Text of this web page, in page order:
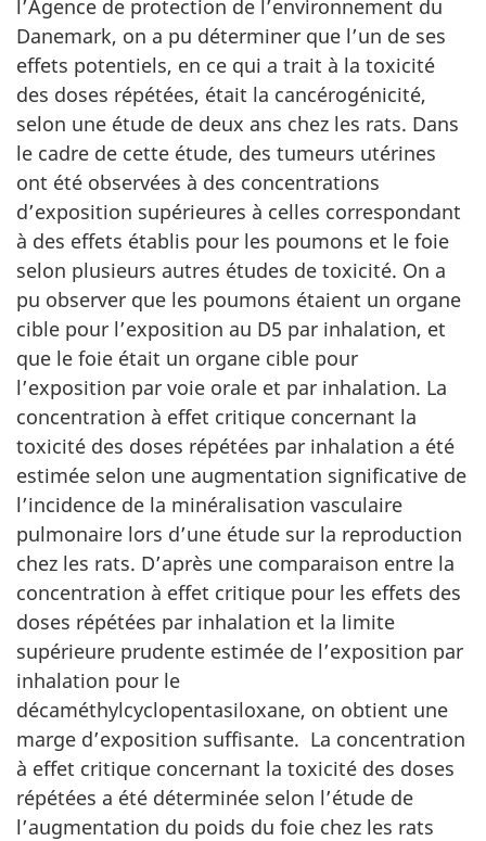
l’Agence de protection de l’environnement du
Danemark, on a pu déterminer que l’un de ses
effets potentiels, en ce qui a trait à la toxicité
des doses répétées, était la cancérogénicité,
selon une étude de deux ans chez les rats. Dans
le cadre de cette étude, des tumeurs utérines
ont été observées à des concentrations
d’exposition supérieures à celles correspondant
à des effets établis pour les poumons et le foie
selon plusieurs autres études de toxicité. On a
pu observer que les poumons étaient un organe
cible pour l’exposition au D5 par inhalation, et
que le foie était un organe cible pour
l’exposition par voie orale et par inhalation. La
concentration à effet critique concernant la
toxicité des doses répétées par inhalation a été
estimée selon une augmentation significative de
l’incidence de la minéralisation vasculaire
pulmonaire lors d’une étude sur la reproduction
chez les rats. D’après une comparaison entre la
concentration à effet critique pour les effets des
doses répétées par inhalation et la limite
supérieure prudente estimée de l’exposition par
inhalation pour le
décaméthylcyclopentasiloxane, on obtient une
marge d’exposition suffisante. La concentration
à effet critique concernant la toxicité des doses
répétées a été déterminée selon l’étude de
l’augmentation du poids du foie chez les rats